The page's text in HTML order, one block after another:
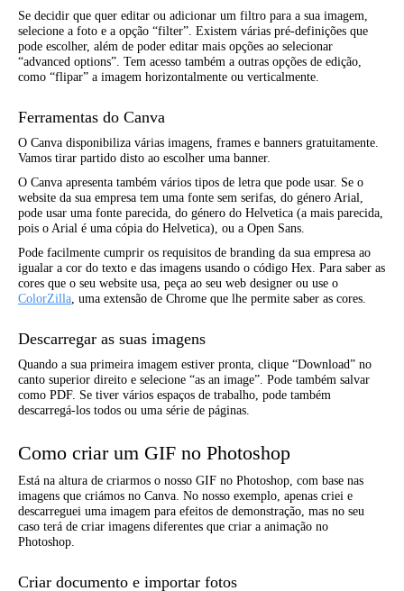
Se decidir que quer editar ou adicionar um filtro para a sua imagem,
selecione a foto e a opção “filter”. Existem várias pré-definições que
pode escolher, além de poder editar mais opções ao selecionar
“advanced options”. Tem acesso também a outras opções de edição,
como “flipar” a imagem horizontalmente ou verticalmente.
Ferramentas do Canva
O Canva disponibiliza várias imagens, frames e banners gratuitamente.
Vamos tirar partido disto ao escolher uma banner.
O Canva apresenta também vários tipos de letra que pode usar. Se o
website da sua empresa tem uma fonte sem serifas, do género Arial,
pode usar uma fonte parecida, do género do Helvetica (a mais parecida,
pois o Arial é uma cópia do Helvetica), ou a Open Sans.
Pode facilmente cumprir os requisitos de branding da sua empresa ao
igualar a cor do texto e das imagens usando o código Hex. Para saber as
cores que o seu website usa, peça ao seu web designer ou use o
ColorZilla, uma extensão de Chrome que lhe permite saber as cores.
Descarregar as suas imagens
Quando a sua primeira imagem estiver pronta, clique “Download” no
canto superior direito e selecione “as an image”. Pode também salvar
como PDF. Se tiver vários espaços de trabalho, pode também
descarregá-los todos ou uma série de páginas.
Como criar um GIF no Photoshop
Está na altura de criarmos o nosso GIF no Photoshop, com base nas
imagens que criámos no Canva. No nosso exemplo, apenas criei e
descarreguei uma imagem para efeitos de demonstração, mas no seu
caso terá de criar imagens diferentes que criar a animação no
Photoshop.
Criar documento e importar fotos